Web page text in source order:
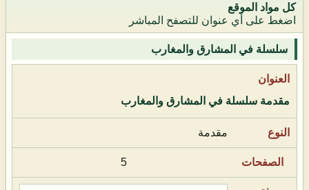
كل مواد الموقع
اضغط على أي عنوان للتصفح المباشر
سلسلة في المشارق والمغارب
مقدمة سلسلة في المشارق والمغارب
مقدمة
5